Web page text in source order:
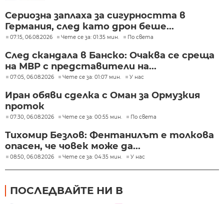
Сериозна заплаха за сигурността в
Германия, след като дрон беше...
07:15, 06.08.2026 Чете се за: 01:35 мин. По света
След скандала в Банско: Очаква се среща
на МВР с представители на...
07:05, 06.08.2026 Чете се за: 01:07 мин. У нас
Иран обяви сделка с Оман за Ормузкия
проток
07:30, 06.08.2026 Чете се за: 00:55 мин. По света
Тихомир Безлов: Фентанилът е толкова
опасен, че човек може да...
08:50, 06.08.2026 Чете се за: 04:35 мин. У нас
ПОСЛЕДВАЙТЕ НИ В